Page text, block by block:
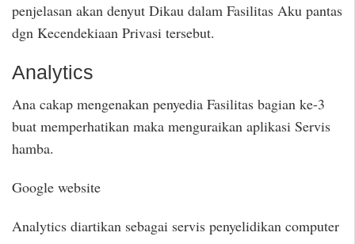
penjelasan akan denyut Dikau dalam Fasilitas Aku pantas
dgn Kecendekiaan Privasi tersebut.
Analytics
Ana cakap mengenakan penyedia Fasilitas bagian ke-3
buat memperhatikan maka menguraikan aplikasi Servis
hamba.
Google website
Analytics diartikan sebagai servis penyelidikan computer